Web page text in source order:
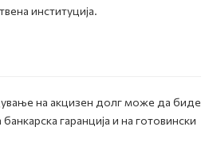
институција.
на акцизен долг може да биде
гаранција и на готовински